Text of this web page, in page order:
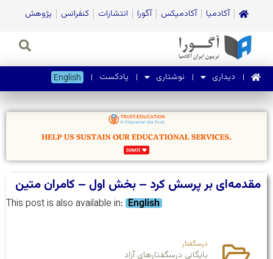
آکادمیا آکادمیکس آگورا انتشارات کنفرانس پژوهش
دیداری نوشتاری پادکست English
مقدمه‌ای بر پرسش کرد – بخش اول – کامران متین
This post is also available in: English
درسگفتار
بایگانی درسگفتارهای آزاد